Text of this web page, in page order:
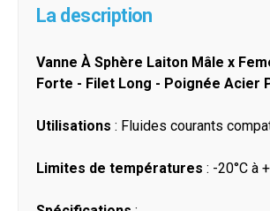
La description
Vanne À Sphère Laiton Mâle x
Forte - Filet Long - Poignée Acier
Utilisations : Fluides courants
Limites de températures : -20°C à